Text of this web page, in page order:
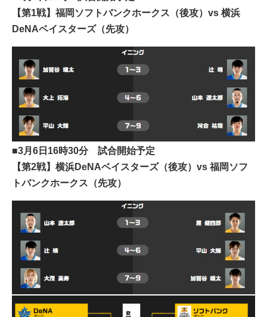
【第1戦】福岡ソフトバンクホークス（後攻）vs 横浜
DeNAベイスターズ（先攻）
■3月6日16時30分 試合開始予定
【第2戦】横浜DeNAベイスターズ（後攻）vs 福岡ソフ
トバンクホークス（先攻）